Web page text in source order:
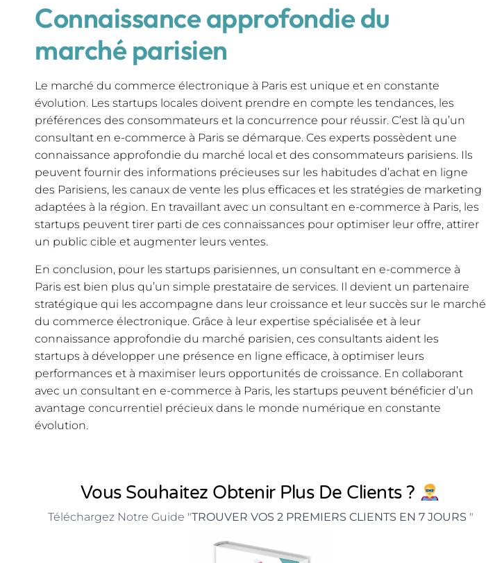
Connaissance approfondie du
marché parisien
Le marché du commerce électronique à Paris est unique et en constante
évolution. Les startups locales doivent prendre en compte les tendances, les
préférences des consommateurs et la concurrence pour réussir. C’est là qu’un
consultant en e-commerce à Paris se démarque. Ces experts possèdent une
connaissance approfondie du marché local et des consommateurs parisiens. Ils
peuvent fournir des informations précieuses sur les habitudes d’achat en ligne
des Parisiens, les canaux de vente les plus efficaces et les stratégies de marketing
adaptées à la région. En travaillant avec un consultant en e-commerce à Paris, les
startups peuvent tirer parti de ces connaissances pour optimiser leur offre, attirer
un public cible et augmenter leurs ventes.
En conclusion, pour les startups parisiennes, un consultant en e-commerce à
Paris est bien plus qu’un simple prestataire de services. Il devient un partenaire
stratégique qui les accompagne dans leur croissance et leur succès sur le marché
du commerce électronique. Grâce à leur expertise spécialisée et à leur
connaissance approfondie du marché parisien, ces consultants aident les
startups à développer une présence en ligne efficace, à optimiser leurs
performances et à maximiser leurs opportunités de croissance. En collaborant
avec un consultant en e-commerce à Paris, les startups peuvent bénéficier d’un
avantage concurrentiel précieux dans le monde numérique en constante
évolution.
Vous Souhaitez Obtenir Plus De Clients ?
Téléchargez Notre Guide "TROUVER VOS 2 PREMIERS CLIENTS EN 7 JOURS "